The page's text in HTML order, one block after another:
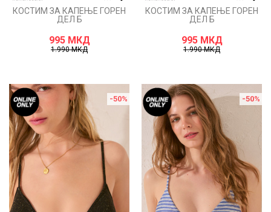
КОСТИМ ЗА КАПЕЊЕ ГОРЕН
ДЕЛ Б
995 МКД
1.990МКД
КОСТИМ ЗА КАПЕЊЕ ГОРЕН
ДЕЛ Б
995 МКД
1.990МКД
-50% -50%